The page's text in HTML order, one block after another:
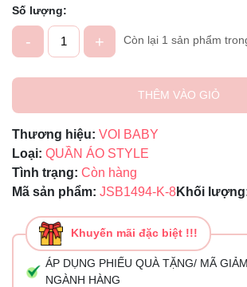
Số lượng:
- + Còn lại 1 sản phẩm
THÊM VÀO GIỎ
Thương hiệu: VOI BABY
Loại: QUẦN ÁO STYLE
Tình trạng: Còn hàng
Mã sản phẩm: JSB1494-K-8Khối
Khuyến mãi đặc biệt !!!
ÁP DỤNG PHIẾU QUÀ TẶNG/ MÃ
NGÀNH HÀNG